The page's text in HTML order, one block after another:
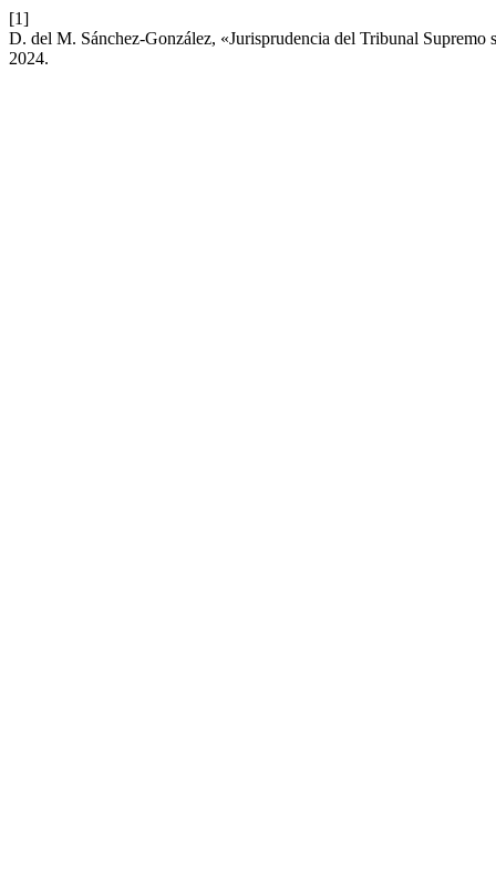
[1]
D. del M. Sánchez-González, «Jurisprudencia del Tribunal Supremo
2024.